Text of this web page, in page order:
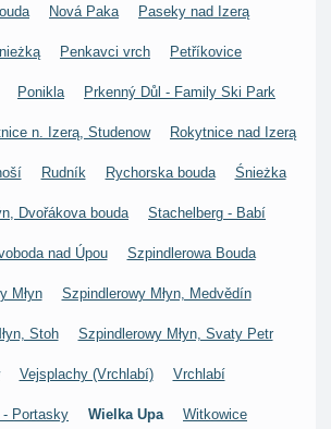
Nová Paka Paseky nad Izerą
Penkavci vrch Petříkovice
Ponikla Prkenný Důl - Family Ski Park
n. Izerą, Studenow Rokytnice nad Izerą
Rudník Rychorska bouda Śnieżka
Dvořákova bouda Stachelberg - Babí
nad Úpou Szpindlerowa Bouda
Młyn Szpindlerowy Młyn, Medvědín
Stoh Szpindlerowy Młyn, Svaty Petr
Vejsplachy (Vrchlabí) Vrchlabí
- Portasky Wielka Upa Witkowice